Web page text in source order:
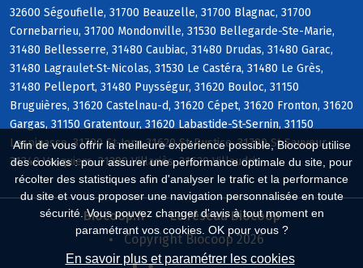
Afin de vous offrir la meilleure expérience possible, Biocoop utilise
des cookies : pour assurer une performance optimale du site, pour
récolter des statistiques afin d'analyser le trafic et la performance
du site et vous proposer une navigation personnalisée en toute
sécurité. Vous pouvez changer d'avis à tout moment en
paramétrant vos cookies. OK pour vous ?
En savoir plus et paramétrer les cookies
32600 Ségoufielle, 31700 Beauzelle, 31700 Blagnac, 31700
Cornebarrieu, 31700 Mondonville, 31530 Bellegarde-Ste-Marie,
31480 Bellesserre, 31480 Caubiac, 31480 Drudas, 31480 Garac,
31480 Lagraulet-St-Nicolas, 31530 Le Castéra, 31480 Le Grès,
31480 Pelleport, 31480 Puysségur, 31620 Bouloc, 31150
Bruguières, 31620 Castelnau-d, 31620 Cépet, 31620 Fronton, 31620
Gargas, 31150 Gratentour, 31620 Labastide-St-Sernin, 31150
Lespinasse, 31790 St-Jory, 31620 St-Rustice, 31790 St-Sauveur,
31340 Vacquiers, 31380 Villariès, 31620 Villaudric
Biocoop.fr
Le réseau Biocoop
Copyright Biocoop 2026